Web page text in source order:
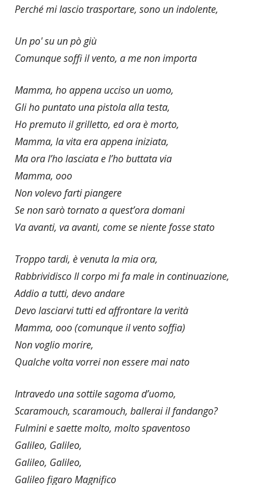
Perché mi lascio trasportare, sono un indolente,
Un po' su un pò giù
Comunque soffi il vento, a me non importa
Mamma, ho appena ucciso un uomo,
Gli ho puntato una pistola alla testa,
Ho premuto il grilletto, ed ora è morto,
Mamma, la vita era appena iniziata,
Ma ora l’ho lasciata e l’ho buttata via
Mamma, ooo
Non volevo farti piangere
Se non sarò tornato a quest’ora domani
Va avanti, va avanti, come se niente fosse stato
Troppo tardi, è venuta la mia ora,
Rabbrividisco Il corpo mi fa male in continuazione,
Addio a tutti, devo andare
Devo lasciarvi tutti ed affrontare la verità
Mamma, ooo (comunque il vento soffia)
Non voglio morire,
Qualche volta vorrei non essere mai nato
Intravedo una sottile sagoma d’uomo,
Scaramouch, scaramouch, ballerai il fandango?
Fulmini e saette molto, molto spaventoso
Galileo, Galileo,
Galileo, Galileo,
Galileo figaro Magnifico